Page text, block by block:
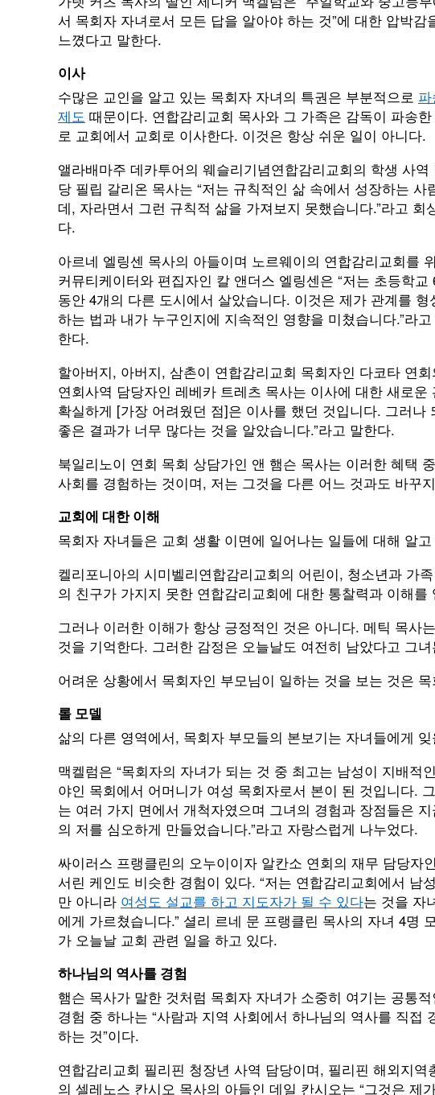
서 목회자 자녀로서 모든 답을 알아야 하는 것”에 대한 압박감
느꼈다고 말한다.
이사
수많은 교인을 알고 있는 목회자 자녀의 특권은 부분적으로
제도 때문이다. 연합감리교회 목사와 그 가족은 감독이 파송한
로 교회에서 교회로 이사한다. 이것은 항상 쉬운 일이 아니다.
앨라배마주 데카투어의 웨슬리기념연합감리교회의 학생 사역
당 필립 갈리온 목사는 “저는 규칙적인 삶 속에서 성장하는 사
데, 자라면서 그런 규칙적 삶을 가져보지 못했습니다.”라고 회
다.
아르네 엘링센 목사의 아들이며 노르웨이의 연합감리교회를
커뮤티케이터와 편집자인 칼 앤더스 엘링센은 “저는 초등학교
동안 4개의 다른 도시에서 살았습니다. 이것은 제가 관계를 형
하는 법과 내가 누구인지에 지속적인 영향을 미쳤습니다.”라
한다.
할아버지, 아버지, 삼촌이 연합감리교회 목회자인 다코타 연회
연회사역 담당자인 레베카 트레츠 목사는 이사에 대한 새로
확실하게 [가장 어려웠던 점]은 이사를 했던 것입니다. 그러
좋은 결과가 너무 많다는 것을 알았습니다.”라고 말한다.
북일리노이 연회 목회 상담가인 앤 햄슨 목사는 이러한 혜택
사회를 경험하는 것이며, 저는 그것을 다른 어느 것과도 바꾸
교회에 대한 이해
목회자 자녀들은 교회 생활 이면에 일어나는 일들에 대해 알
켈리포니아의 시미벨리연합감리교회의 어린이, 청소년과 가
의 친구가 가지지 못한 연합감리교회에 대한 통찰력과 이해를
그러나 이러한 이해가 항상 긍정적인 것은 아니다. 메틱 목사
것을 기억한다. 그러한 감정은 오늘날도 여전히 남았다고 그
어려운 상황에서 목회자인 부모님이 일하는 것을 보는 것은
롤 모델
삶의 다른 영역에서, 목회자 부모들의 본보기는 자녀들에게
맥켈럼은 “목회자의 자녀가 되는 것 중 최고는 남성이 지배적
야인 목회에서 어머니가 여성 목회자로서 본이 된 것입니다.
는 여러 가지 면에서 개척자였으며 그녀의 경험과 장점들은 지
의 저를 심오하게 만들었습니다.”라고 자랑스럽게 나누었다.
싸이러스 프랭클린의 오누이이자 알칸소 연회의 재무 담당자
서린 케인도 비슷한 경험이 있다. “저는 연합감리교회에서 남
만 아니라 여성도 설교를 하고 지도자가 될 수 있다는 것을 자
에게 가르쳤습니다.” 셜리 르네 문 프랭클린 목사의 자녀 4명
가 오늘날 교회 관련 일을 하고 있다.
하나님의 역사를 경험
햄슨 목사가 말한 것처럼 목회자 자녀가 소중히 여기는 공통적
경험 중 하나는 “사람과 지역 사회에서 하나님의 역사를 직접
하는 것”이다.
연합감리교회 필리핀 청장년 사역 담당이며, 필리핀 해외지역
의 셀레노스 칸시오 목사의 아들인 데일 칸시오는 “그것은 제